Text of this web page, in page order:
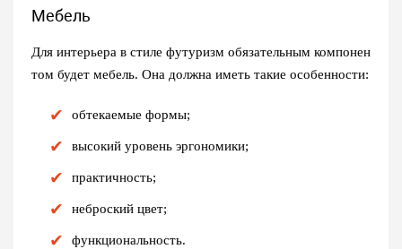
Мебель
Для интерьера в стиле футуризм обязательным компонен
том будет мебель. Она должна иметь такие особенности:
обтекаемые формы;
высокий уровень эргономики;
практичность;
неброский цвет;
функциональность.